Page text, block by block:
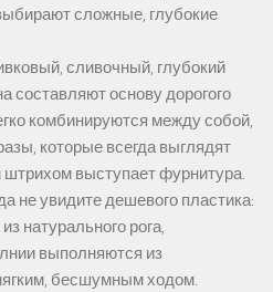
сложные, глубокие
сливочный, глубокий
составляют основу дорогого
комбинируются между собой,
которые всегда выглядят
выступает фурнитура.
не увидите дешевого пластика:
натурального рога,
выполняются из
бесшумным ходом.